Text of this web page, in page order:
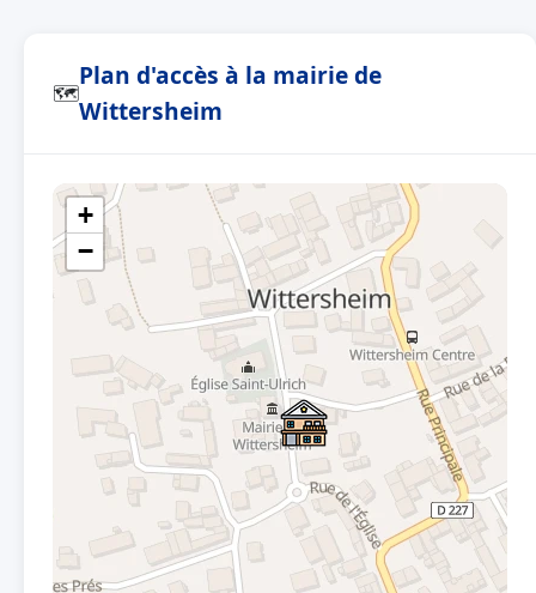
🗺
Plan d'accès à la mairie de
Wittersheim
+
−